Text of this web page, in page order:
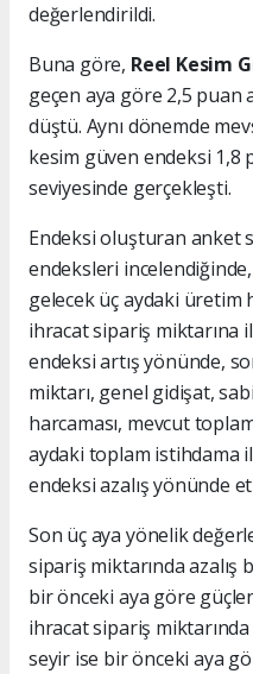
değerlendirildi.
Buna göre, Reel Kesim
geçen aya göre 2,5 puan
düştü. Aynı dönemde
kesim güven endeksi 1,8
seviyesinde gerçekleşti.
Endeksi oluşturan anket
endeksleri
gelecek üç aydaki üretim
ihracat sipariş miktarına
endeksi artış yönünde,
miktarı, genel gidişat,
harcaması, mevcut
aydaki toplam istihdama
endeksi azalış yönünde
Son üç aya yönelik
sipariş miktarında
bir önceki aya göre
ihracat sipariş
seyir ise bir önceki aya